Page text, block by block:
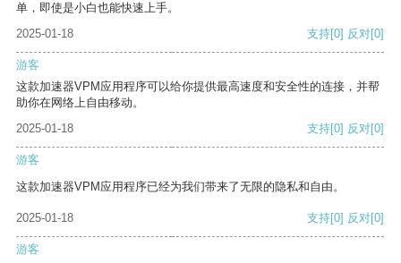
单，即使是小白也能快速上手。
2025-01-18
支持[0] 反对[0]
游客
这款加速器VPM应用程序可以给你提供最高速度和安全性的连接，并帮
助你在网络上自由移动。
2025-01-18
支持[0] 反对[0]
游客
这款加速器VPM应用程序已经为我们带来了无限的隐私和自由。
2025-01-18 支持[0] 反对[0]
游客